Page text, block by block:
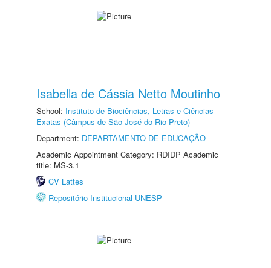
Isabella de Cássia Netto Moutinho
School: Instituto de Biociências, Letras e Ciências
Exatas (Câmpus de São José do Rio Preto)
Department: DEPARTAMENTO DE EDUCAÇÃO
Academic Appointment Category: RDIDP Academic
title: MS-3.1
CV Lattes
Repositório Institucional UNESP